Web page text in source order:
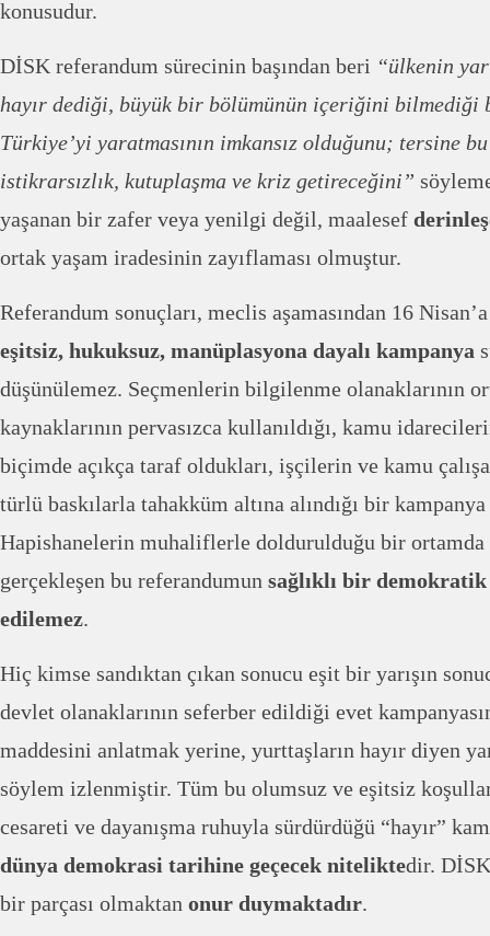
konusudur.
DİSK referandum sürecinin başından beri “ülkenin
hayır dediği, büyük bir bölümünün içeriğini bilmediği
Türkiye’yi yaratmasının imkansız olduğunu; tersine
istikrarsızlık, kutuplaşma ve kriz getireceğini”
yaşanan bir zafer veya yenilgi değil, maalesef
ortak yaşam iradesinin zayıflaması olmuştur.
Referandum sonuçları, meclis aşamasından 16
eşitsiz, hukuksuz, manüplasyona dayalı kampanya
düşünülemez. Seçmenlerin bilgilenme olanaklarının
kaynaklarının pervasızca kullanıldığı, kamu
biçimde açıkça taraf oldukları, işçilerin ve kamu
türlü baskılarla tahakküm altına alındığı bir
Hapishanelerin muhaliflerle doldurulduğu bir ortamda
gerçekleşen bu referandumun sağlıklı bir demokratik
edilemez.
Hiç kimse sandıktan çıkan sonucu eşit bir yarışın
devlet olanaklarının seferber edildiği evet
maddesini anlatmak yerine, yurttaşların hayır diyen
söylem izlenmiştir. Tüm bu olumsuz ve eşitsiz
cesareti ve dayanışma ruhuyla sürdürdüğü “hayır”
dünya demokrasi tarihine geçecek niteliktedir.
bir parçası olmaktan onur duymaktadır.